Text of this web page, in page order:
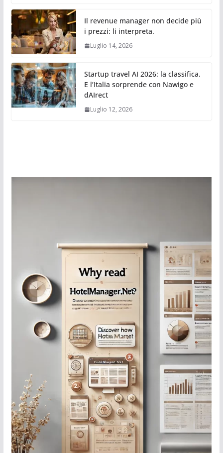
Il revenue manager non decide più
i prezzi: li interpreta.
Luglio 14, 2026
Startup travel AI 2026: la classifica.
E l’Italia sorprende con Nawigo e
dAIrect
Luglio 12, 2026